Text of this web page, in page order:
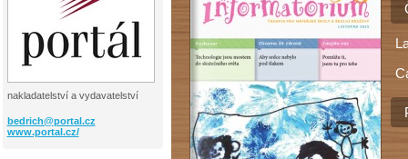
nakladatelství a vydavatelství
bedrich@portal.cz
www.portal.cz/